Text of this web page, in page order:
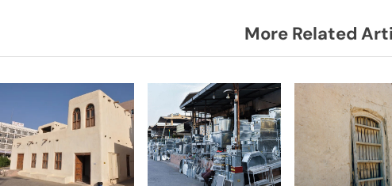
o
t
:
More Related